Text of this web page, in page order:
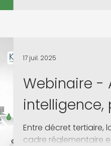
Webinaire -
intelligence,
énergie/
Entre décret tertiaire,
cadre réglementaire
17 juil. 2025